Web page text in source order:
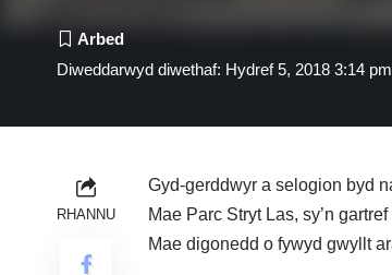
Diweddarwyd diwethaf: Hydref 5, 2018 3:14 pm
RHANNU
Gyd-gerddwyr a selogion byd
Mae Parc Stryt Las, sy’n
Mae digonedd o fywyd gwyllt